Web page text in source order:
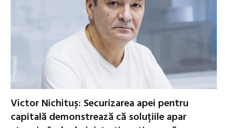
Victor Nichituș: Securizarea apei pentru
capitală demonstrează că soluțiile apar